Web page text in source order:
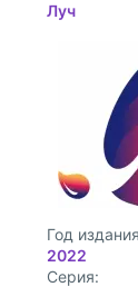
Луч
Год
2022
Cерия: